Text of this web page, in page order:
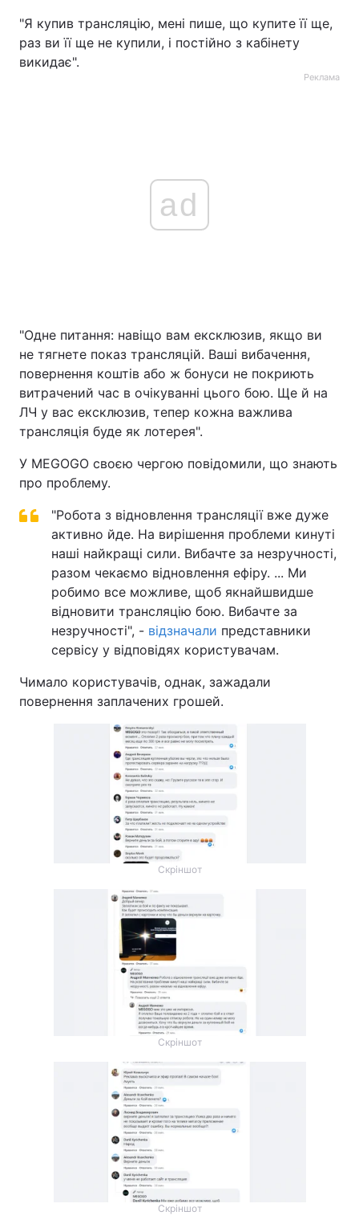
"Я купив трансляцію, мені пише, що купите її ще,
раз ви її ще не купили, і постійно з кабінету
викидає".
Реклама
ad
"Одне питання: навіщо вам ексклюзив, якщо ви
не тягнете показ трансляцій. Ваші вибачення,
повернення коштів або ж бонуси не покриють
витрачений час в очікуванні цього бою. Ще й на
ЛЧ у вас ексклюзив, тепер кожна важлива
трансляція буде як лотерея".
У MEGOGO своєю чергою повідомили, що знають
про проблему.
"Робота з відновлення трансляції вже дуже
активно йде. На вирішення проблеми кинуті
наші найкращі сили. Вибачте за незручності,
разом чекаємо відновлення ефіру. ... Ми
робимо все можливе, щоб якнайшвидше
відновити трансляцію бою. Вибачте за
незручності", - відзначали представники
сервісу у відповідях користувачам.
Чимало користувачів, однак, зажадали
повернення заплачених грошей.
Скріншот
Скріншот
Скріншот